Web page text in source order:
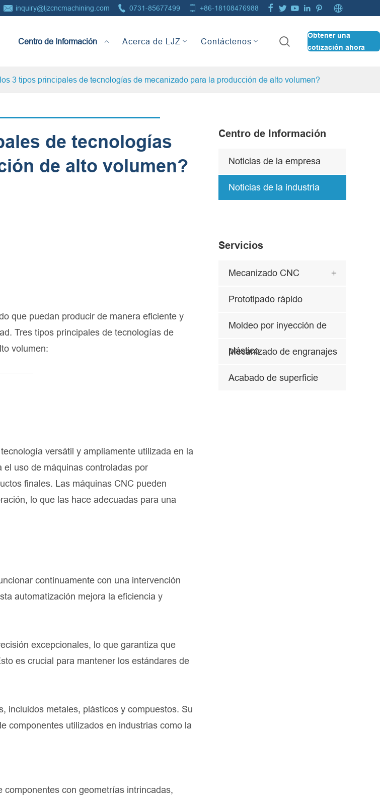
 inquiry@ljzcncmachining.com  0731-85677499  +86-18108476988      
Acerca de LJZ
Contáctenos 
Obtener una
cotización ahora
3 tipos principales de tecnologías de mecanizado para la producción de alto volumen?
de tecnologías
de alto volumen?
que puedan producir de manera eficiente y
Tres tipos principales de tecnologías de
volumen:
versátil y ampliamente utilizada en la
el uso de máquinas controladas por
finales. Las máquinas CNC pueden
lo que las hace adecuadas para una
continuamente con una intervención
automatización mejora la eficiencia y
excepcionales, lo que garantiza que
es crucial para mantener los estándares de
incluidos metales, plásticos y compuestos. Su
componentes utilizados en industrias como la
con geometrías intrincadas,
Centro de Información
Noticias de la empresa
Noticias de la industria
Servicios
Mecanizado CNC 
Prototipado rápido
Moldeo por inyección de
plástico
Mecanizado de engranajes
Acabado de superficie